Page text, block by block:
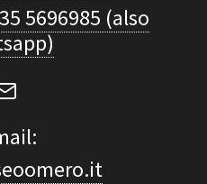
5696985 (also